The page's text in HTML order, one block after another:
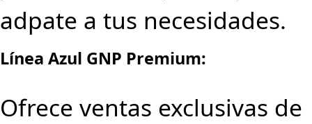
adpate a tus necesidades.
Línea Azul GNP Premium:
Ofrece ventas exclusivas de